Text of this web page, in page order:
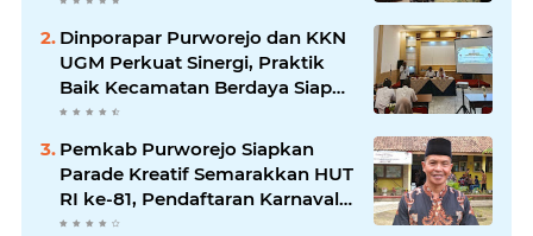
Dinporapar Purworejo dan KKN
UGM Perkuat Sinergi, Praktik
Baik Kecamatan Berdaya Siap
Direplikasi
Pemkab Purworejo Siapkan
Parade Kreatif Semarakkan HUT
RI ke-81, Pendaftaran Karnaval
Resmi Dibuka